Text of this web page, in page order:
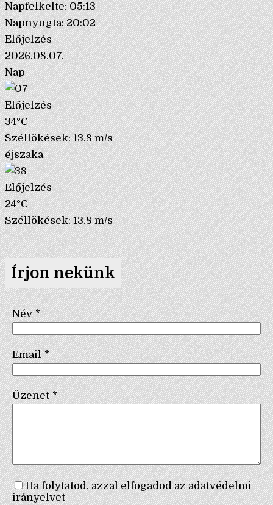
Napfelkelte: 05:13
Napnyugta: 20:02
Előjelzés
2026.08.07.
Nap
Előjelzés
34°C
Széllökések: 13.8 m/s
éjszaka
Előjelzés
24°C
Széllökések: 13.8 m/s
Írjon nekünk
Név *
Email *
Üzenet *
Ha folytatod, azzal elfogadod az adatvédelmi
irányelvet